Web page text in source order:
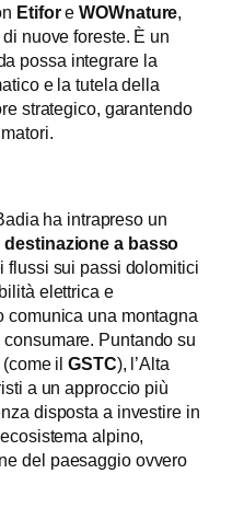
EtiforeWOWnature,
nuove foreste. È un
possa integrare la
e la tutela della
strategico, garantendo
ha intrapreso un
destinazione a basso
flussi sui passi dolomitici
elettrica e
comunica una montagna
Puntando su
(come ilGSTC), l’Alta
a un approccio più
disposta a investire in
alpino,
del paesaggio ovvero